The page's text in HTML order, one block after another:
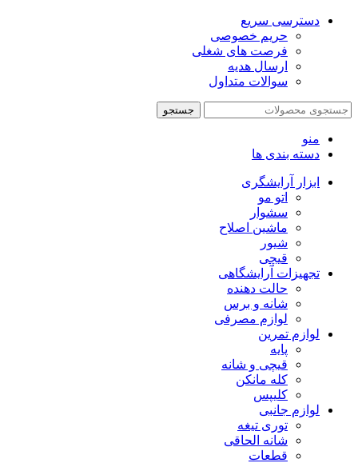
دسترسی سریع
حریم خصوصی
فرصت های شغلی
ارسال هدیه
سوالات متداول
جستجو
منو
دسته بندی ها
ابزار آرایشگری
اتو مو
سشوار
ماشین اصلاح
شیور
قیچی
تجهیزات آرایشگاهی
حالت دهنده
شانه و برس
لوازم مصرفی
لوازم تمرین
پایه
قیچی و شانه
کله مانکن
کلیپس
لوازم جانبی
توری تیغه
شانه الحاقی
قطعات